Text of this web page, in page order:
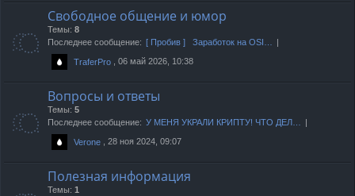
Свободное общение и юмор
Темы: 8
Последнее сообщение: [ Пробив ] Заработок на OSI…
TraferPro , 06 май 2026, 10:38
Вопросы и ответы
Темы: 5
Последнее сообщение: У МЕНЯ УКРАЛИ КРИПТУ! ЧТО ДЕЛ…
Verone , 28 ноя 2024, 09:07
Полезная информация
Темы: 1